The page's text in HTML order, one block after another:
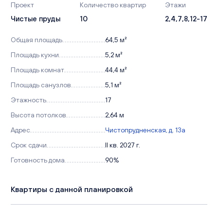
Проект
Чистые пруды
Количество квартир
10
Этажи
2,4,7,8,12-17
Общая площадь
64,5 м²
Площадь кухни
5,2 м²
Площадь комнат
44,4 м²
Площадь санузлов
5,1 м²
Этажность
17
Высота потолков
2,64 м
Адрес
Чистопрудненская, д. 13а
Срок сдачи
II кв. 2027 г.
Готовность дома
90%
Квартиры с данной планировкой